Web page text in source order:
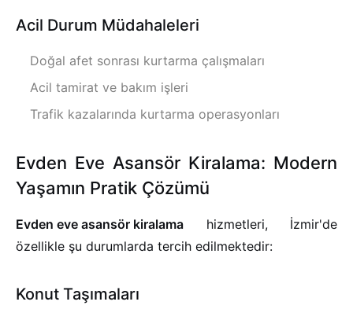
Acil Durum Müdahaleleri
Doğal afet sonrası kurtarma çalışmaları
Acil tamirat ve bakım işleri
Trafik kazalarında kurtarma operasyonları
Evden Eve Asansör Kiralama: Modern
Yaşamın Pratik Çözümü
Evden eve asansör kiralama hizmetleri, İzmir'de
özellikle şu durumlarda tercih edilmektedir:
Konut Taşımaları